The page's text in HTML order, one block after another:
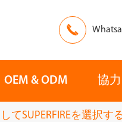

OEM & ODM 協力
SUPERFIREを選択す